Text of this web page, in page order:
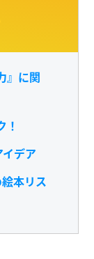
』に関
！
デア
本リス